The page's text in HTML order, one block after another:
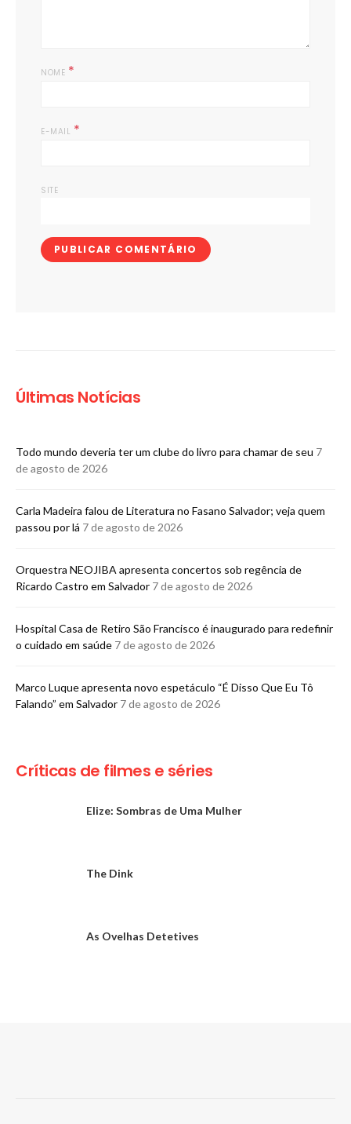
NOME *
E-MAIL *
SITE
Últimas Notícias
Todo mundo deveria ter um clube do livro para chamar de seu 7
de agosto de 2026
Carla Madeira falou de Literatura no Fasano Salvador; veja quem
passou por lá 7 de agosto de 2026
Orquestra NEOJIBA apresenta concertos sob regência de
Ricardo Castro em Salvador 7 de agosto de 2026
Hospital Casa de Retiro São Francisco é inaugurado para redefinir
o cuidado em saúde 7 de agosto de 2026
Marco Luque apresenta novo espetáculo “É Disso Que Eu Tô
Falando” em Salvador 7 de agosto de 2026
Críticas de filmes e séries
Elize: Sombras de Uma Mulher
The Dink
As Ovelhas Detetives